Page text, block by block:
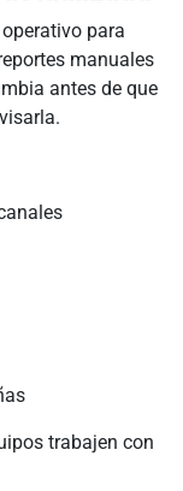
para
manuales
antes de que
trabajen con